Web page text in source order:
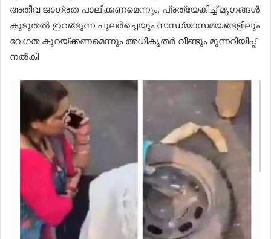
അതീവ ജാഗ്രത പാലിക്കണമെന്നും, പ്രത്യേകിച്ച് മൃഗങ്ങൾ
കൂടുതൽ ഇറങ്ങുന്ന പുലർച്ചെയും സന്ധ്യാസമയങ്ങളിലും
വേഗത കുറയ്ക്കണമെന്നും അധികൃതർ വീണ്ടും മുന്നറിയിപ്പ്
നൽകി